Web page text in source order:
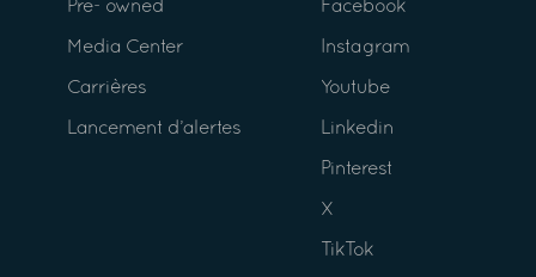
Pre- owned
Media Center
Carrières
Lancement d’alertes
Facebook
Instagram
Youtube
Linkedin
Pinterest
X
TikTok